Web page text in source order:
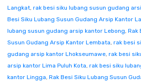
Langkat, rak besi siku lubang susun gudang
Besi Siku Lubang Susun Gudang Arsip Kantor
lubang susun gudang arsip kantor Lebong, Rak
Susun Gudang Arsip Kantor Lembata, rak besi
gudang arsip kantor Lhokseumawe, rak besi
arsip kantor Lima Puluh Kota, rak besi siku
kantor Lingga, Rak Besi Siku Lubang Susun